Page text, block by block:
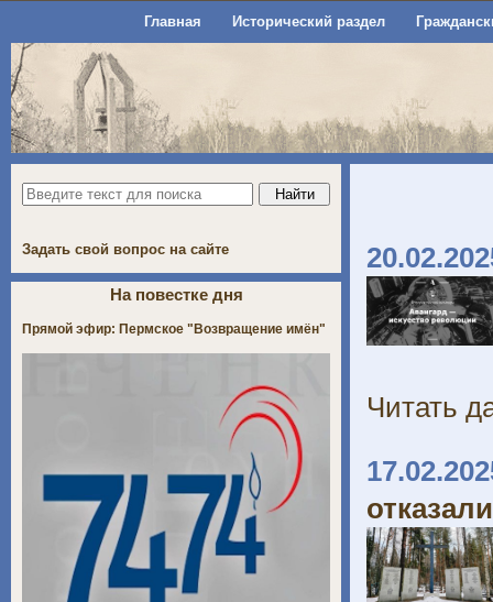
Главная Исторический раздел
Читать
Задать свой вопрос на сайте
На повестке дня
Прямой эфир: Пермское "Возвращение имён"